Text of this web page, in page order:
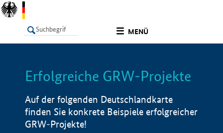
MENÜ
LISTE Info
Erfolgreiche GRW-Projekte
Auf der folgenden Deutschlandkarte
finden Sie konkrete Beispiele erfolgreicher
GRW-Projekte!